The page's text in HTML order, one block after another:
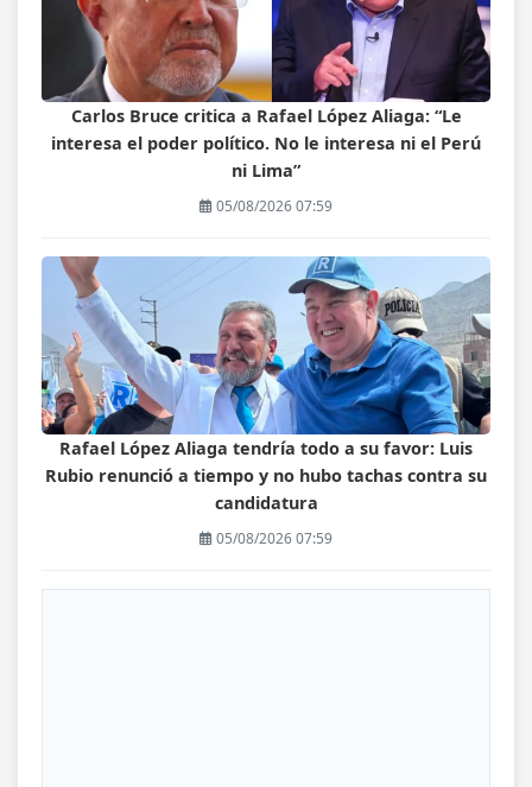
Carlos Bruce critica a Rafael López Aliaga: “Le
interesa el poder político. No le interesa ni el Perú
ni Lima”
05/08/2026 07:59
Rafael López Aliaga tendría todo a su favor: Luis
Rubio renunció a tiempo y no hubo tachas contra su
candidatura
05/08/2026 07:59